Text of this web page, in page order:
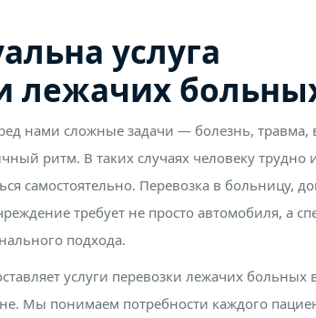
услуга
лежачих
нами сложные задачи — болезнь, травма,
ритм. В таких случаях человеку трудно
самостоятельно. Перевозка в больницу,
требует не просто автомобиля, а
подхода.
услуги перевозки лежачих больных
Мы понимаем потребности каждого